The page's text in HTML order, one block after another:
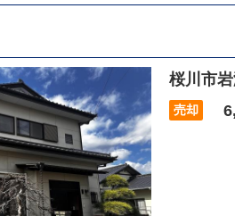
桜川市
売却